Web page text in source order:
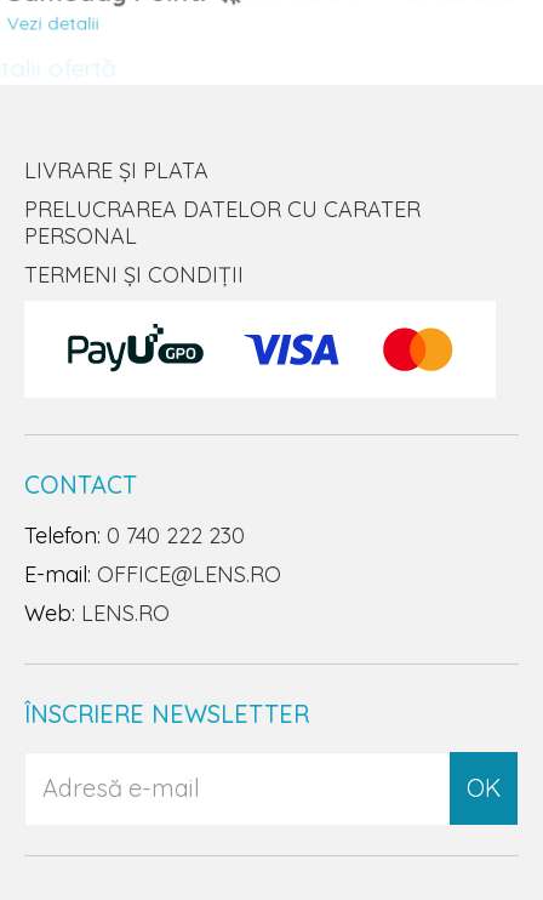
ofertă
Vezi detalii
LIVRARE ȘI PLATA
PRELUCRAREA DATELOR CU CARATER
PERSONAL
TERMENI ȘI CONDIȚII
CONTACT
Telefon: 0 740 222 230
E-mail: OFFICE@LENS.RO
Web: LENS.RO
ÎNSCRIERE NEWSLETTER
OK